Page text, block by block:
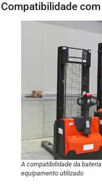
Compatibilidade
A compatibilidade da
equipamento utilizado